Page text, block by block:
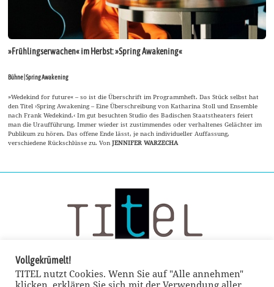
»Frühlingserwachen« im Herbst: »Spring Awakening«
Bühne | Spring Awakening
»Wedekind for future« – so ist die Überschrift im Programmheft. Das Stück selbst hat
den Titel ›Spring Awakening – Eine Überschreibung von Katharina Stoll und Ensemble
nach Frank Wedekind.‹ Im gut besuchten Studio des Badischen Staatstheaters feiert
man die Uraufführung. Immer wieder ist zustimmendes oder verhaltenes Gelächter im
Publikum zu hören. Das offene Ende lässt, je nach individueller Auffassung,
verschiedene Rückschlüsse zu. VonJENNIFER WARZECHA
Vollgekrümelt!
TITEL nutzt Cookies. Wenn Sie auf "Alle annehmen"
klicken, erklären Sie sich mit der Verwendung aller